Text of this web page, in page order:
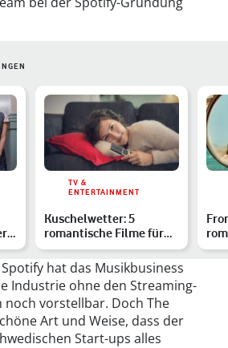
TV &
ENTERTAINMENT
Kuschelwetter: 5
romantische Filme für
verregnete Herbsttage
hat das Musikbusiness
Industrie ohne den Streaming-
noch vorstellbar. Doch The
Art und Weise, dass der
Start-ups alles